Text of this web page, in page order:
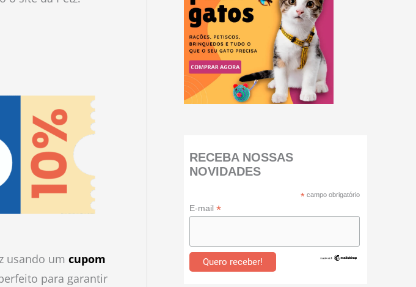
usando um cupom
para garantir
RECEBA NOSSAS
NOVIDADES
* campo obrigatório
E-mail *